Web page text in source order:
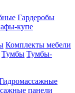
Гардеробы
купе
Комплекты мебели
Тумбы Тумбы-
панели